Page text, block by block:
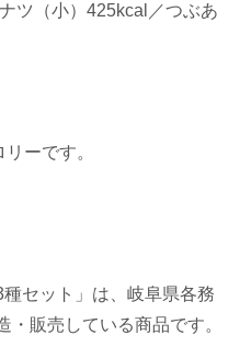
ツ（小）425kcal／つぶあ
ーです。
種セット」は、岐阜県各務
・販売している商品です。